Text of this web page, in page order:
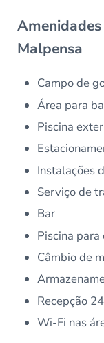
Malpensa
Campo de
Área para
Piscina
Instalações
Serviço de
Bar
Piscina para
Câmbio de
Recepção
Wi-Fi nas